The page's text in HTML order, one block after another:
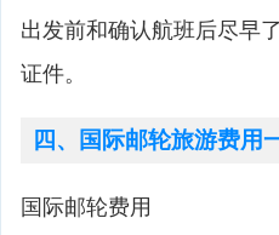
出发前和确认航班后尽早
证件。
四、国际邮轮旅游费用
国际邮轮费用